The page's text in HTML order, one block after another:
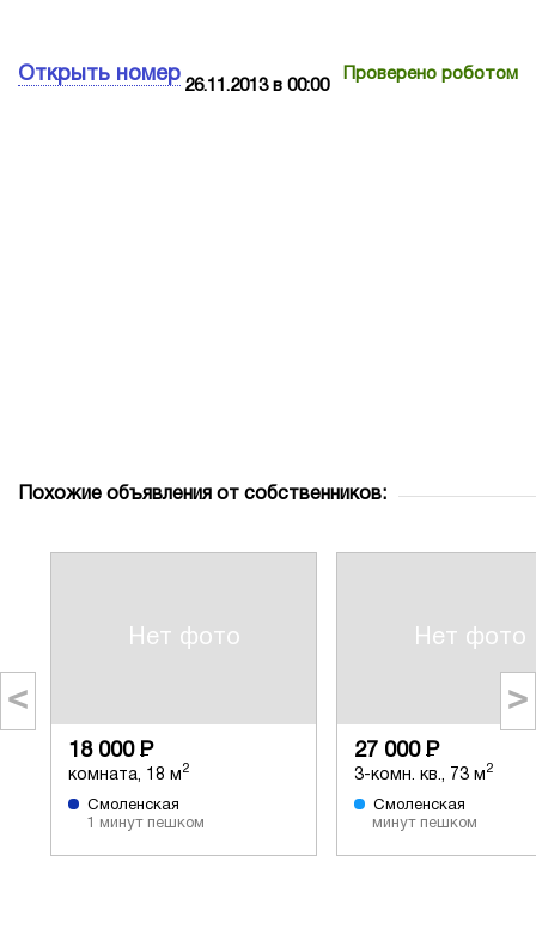
Открыть номер Проверено роботом
26.11.2013 в 00:00
Похожие объявления от собственников:
Нет фото
18 000 Р
комната, 18 м 2
Смоленская
1 минут пешком
Нет фото
27 000 Р
3-комн. кв., 73 м 2
Смоленская
минут пешком
< >